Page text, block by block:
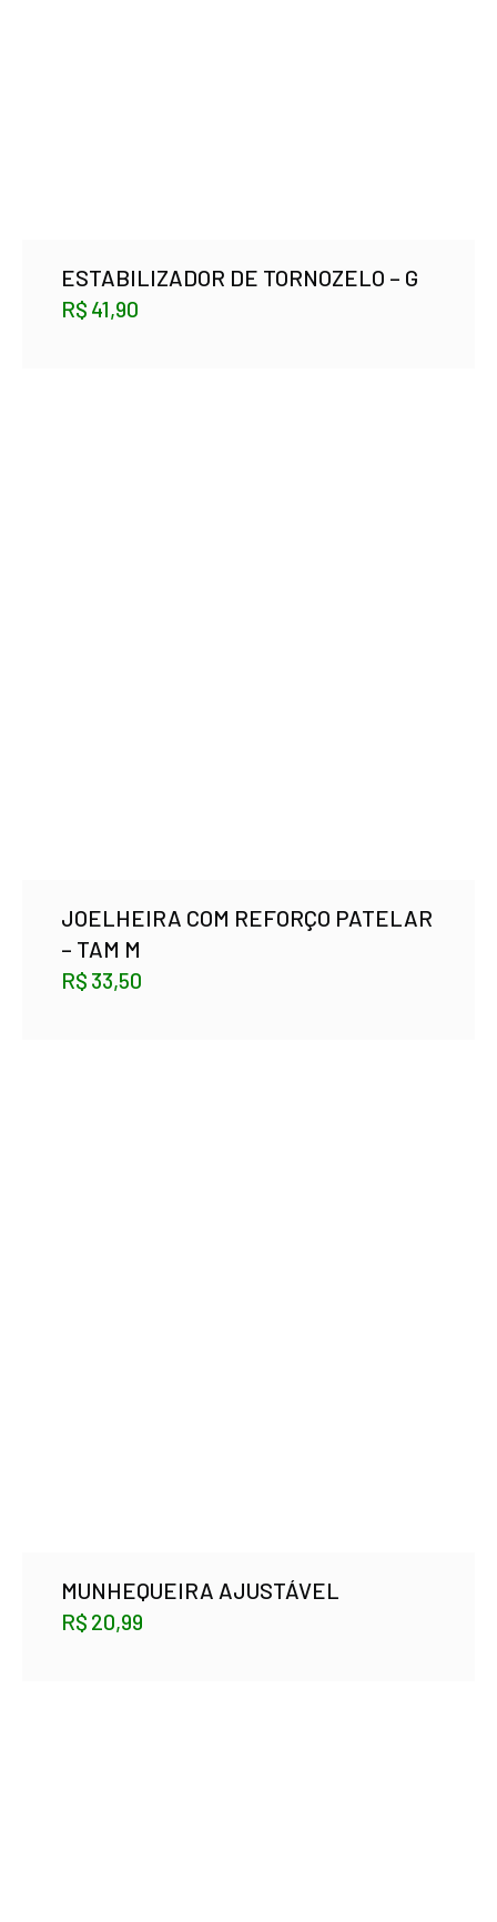
ESTABILIZADOR DE TORNOZELO – G
R$ 41,90
JOELHEIRA COM REFORÇO PATELAR
– TAM M
R$ 33,50
MUNHEQUEIRA AJUSTÁVEL
R$ 20,99